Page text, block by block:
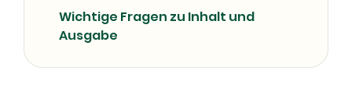
Wichtige Fragen zu Inhalt und
Ausgabe